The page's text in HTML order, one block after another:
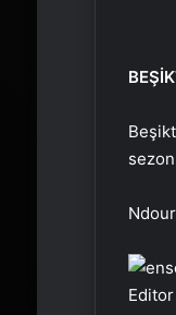
Editor